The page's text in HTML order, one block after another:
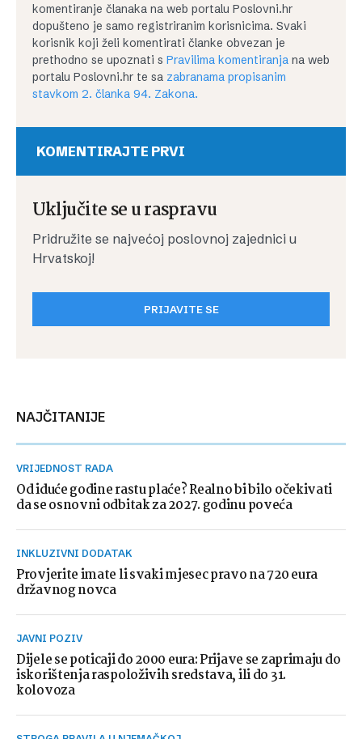
komentiranje članaka na web portalu Poslovni.hr
dopušteno je samo registriranim korisnicima. Svaki
korisnik koji želi komentirati članke obvezan je
prethodno se upoznati s Pravilima komentiranja na web
portalu Poslovni.hr te sa zabranama propisanim
stavkom 2. članka 94. Zakona.
KOMENTIRAJTE PRVI
Uključite se u raspravu
Pridružite se najvećoj poslovnoj zajednici u
Hrvatskoj!
PRIJAVITE SE
NAJČITANIJE
VRIJEDNOST RADA
Od iduće godine rastu plaće? Realno bi bilo očekivati
da se osnovni odbitak za 2027. godinu poveća
INKLUZIVNI DODATAK
Provjerite imate li svaki mjesec pravo na 720 eura
državnog novca
JAVNI POZIV
Dijele se poticaji do 2000 eura: Prijave se zaprimaju do
iskorištenja raspoloživih sredstava, ili do 31.
kolovoza